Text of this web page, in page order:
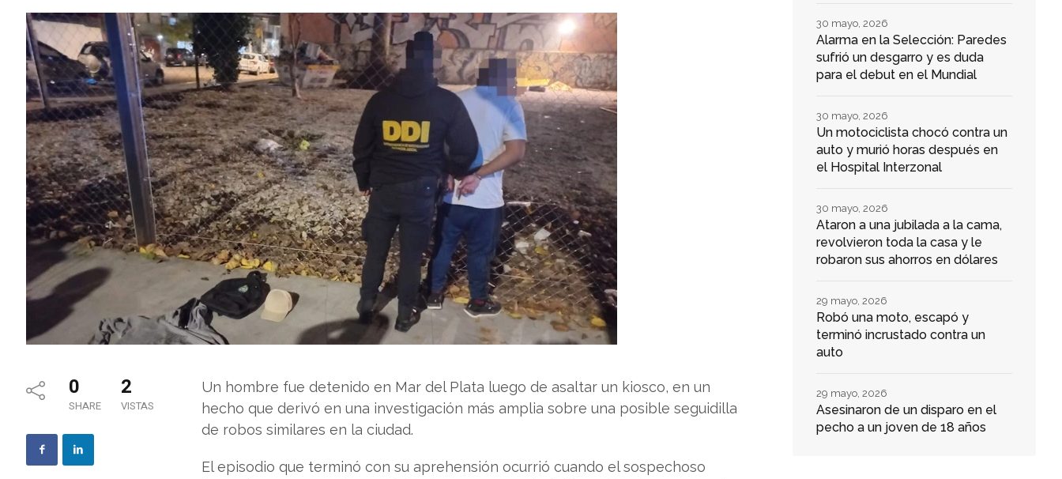
0
SHARE
2
VISTAS
Un hombre fue detenido en Mar del Plata luego de asaltar un kiosco, en un
hecho que derivó en una investigación más amplia sobre una posible seguidilla
de robos similares en la ciudad.
El episodio que terminó con su aprehensión ocurrió cuando el sospechoso
Alarma en la Selección: Paredes
sufrió un desgarro y es duda
para el debut en el Mundial
30 mayo, 2026
Un motociclista chocó contra un
auto y murió horas después en
el Hospital Interzonal
30 mayo, 2026
Ataron a una jubilada a la cama,
revolvieron toda la casa y le
robaron sus ahorros en dólares
30 mayo, 2026
Robó una moto, escapó y
terminó incrustado contra un
auto
29 mayo, 2026
Asesinaron de un disparo en el
pecho a un joven de 18 años
29 mayo, 2026